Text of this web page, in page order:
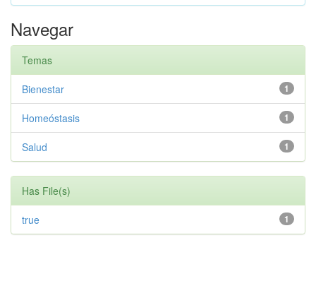
Navegar
Temas
1
Bienestar
1
Homeóstasis
1
Salud
Has File(s)
1
true